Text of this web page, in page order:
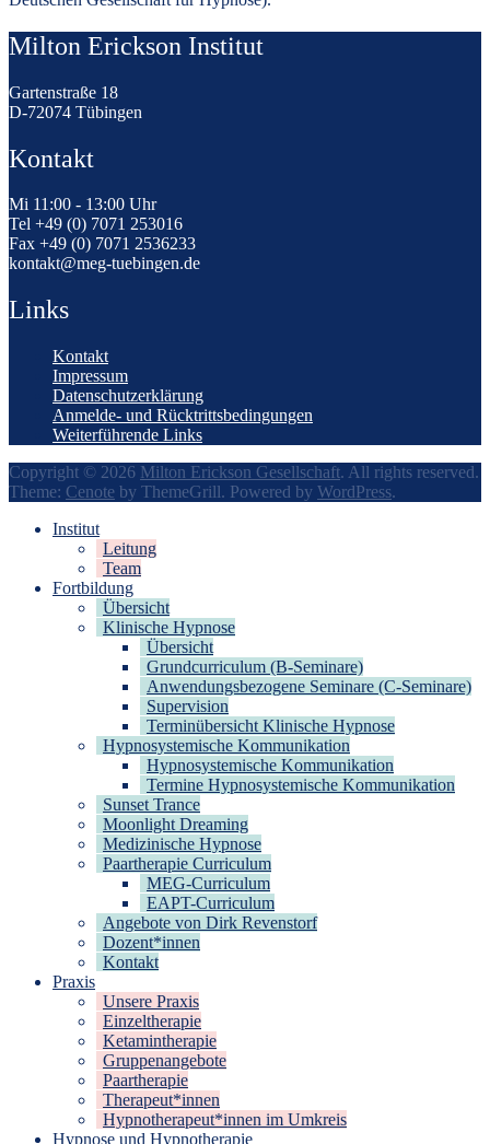
Milton Erickson Institut
Gartenstraße 18
D-72074 Tübingen
Kontakt
Mi 11:00 - 13:00 Uhr
Tel +49 (0) 7071 253016
Fax +49 (0) 7071 2536233
kontakt@meg-tuebingen.de
Links
Kontakt
Impressum
Datenschutzerklärung
Anmelde- und Rücktrittsbedingungen
Weiterführende Links
Copyright © 2026 Milton Erickson Gesellschaft. All rights reserved.
Theme: Cenote by ThemeGrill. Powered by WordPress.
Institut
Leitung
Team
Fortbildung
Übersicht
Klinische Hypnose
Übersicht
Grundcurriculum (B-Seminare)
Anwendungsbezogene Seminare (C-Seminare)
Supervision
Terminübersicht Klinische Hypnose
Hypnosystemische Kommunikation
Hypnosystemische Kommunikation
Termine Hypnosystemische Kommunikation
Sunset Trance
Moonlight Dreaming
Medizinische Hypnose
Paartherapie Curriculum
MEG-Curriculum
EAPT-Curriculum
Angebote von Dirk Revenstorf
Dozent*innen
Kontakt
Praxis
Unsere Praxis
Einzeltherapie
Ketamintherapie
Gruppenangebote
Paartherapie
Therapeut*innen
Hypnotherapeut*innen im Umkreis
Hypnose und Hypnotherapie